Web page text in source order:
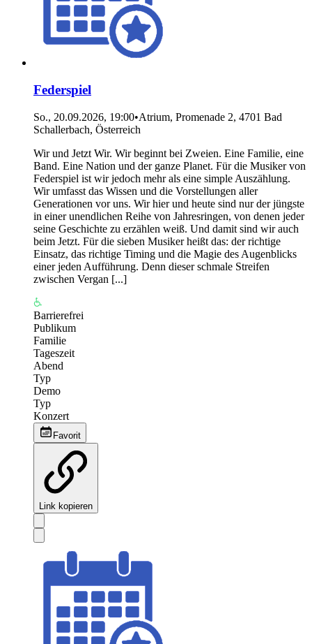
Federspiel
So., 20.09.2026, 19:00•Atrium, Promenade 2, 4701 Bad
Schallerbach, Österreich
Wir und Jetzt Wir. Wir beginnt bei Zweien. Eine Familie, eine
Band. Eine Nation und der ganze Planet. Für die Musiker von
Federspiel ist wir jedoch mehr als eine simple Auszählung.
Wir umfasst das Wissen und die Vorstellungen aller
Generationen vor uns. Wir hier und heute sind nur der jüngste
in einer unendlichen Reihe von Jahresringen, von denen jeder
seine Geschichte zu erzählen weiß. Und damit sind wir auch
beim Jetzt. Für die sieben Musiker heißt das: der richtige
Einsatz, das richtige Timing und die Magie des Augenblicks
einer jeden Aufführung. Denn dieser schmale Streifen
zwischen Vergan [...]
Barrierefrei
Publikum
Familie
Tageszeit
Abend
Typ
Demo
Typ
Konzert
Favorit
Link kopieren